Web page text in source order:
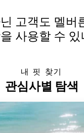
고객도 멜버
사용할 수 있
내 핏 찾기
관심사별 탐색